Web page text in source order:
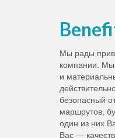
Мы рады
компании. Мы
и
безопасный
маршрутов,
один из них
Вас —